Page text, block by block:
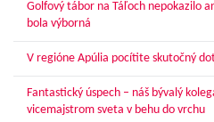
Golfový tábor na Táľoch nepokazilo
bola výborná
V regióne Apúlia pocítite skutočný
Fantastický úspech – náš bývalý
vicemajstrom sveta v behu do vrchu